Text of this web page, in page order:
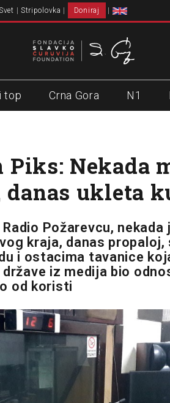
Stripolovka Doniraj
top Crna Gora N1
Nekada
ukleta
Požarevcu, nekada
kraja, danas
i ostacima tavanice
iz medija bio
od koristi